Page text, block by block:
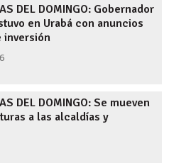
DEL DOMINGO: Gobernador
en Urabá con anuncios
inversión
DEL DOMINGO: Se mueven
a las alcaldías y